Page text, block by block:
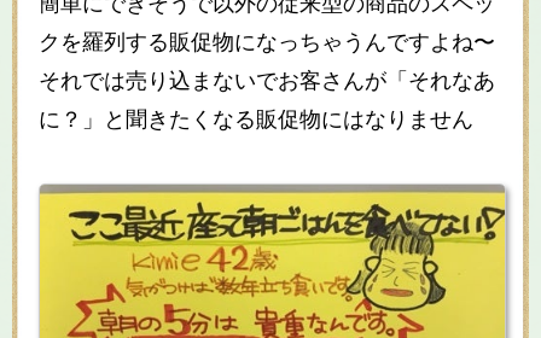
クを羅列する販促物になっちゃうんですよね〜
それでは売り込まないでお客さんが「それなあ
に？」と聞きたくなる販促物にはなりません